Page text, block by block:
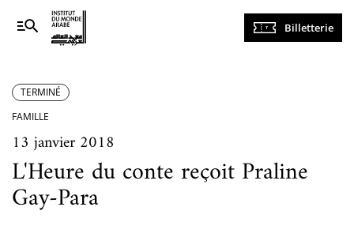
Navigation
principale
Billetterie
TERMINÉ
FAMILLE
13 janvier 2018
L'Heure du conte reçoit Praline
Gay-Para